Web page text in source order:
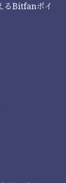
るBitfanポイ